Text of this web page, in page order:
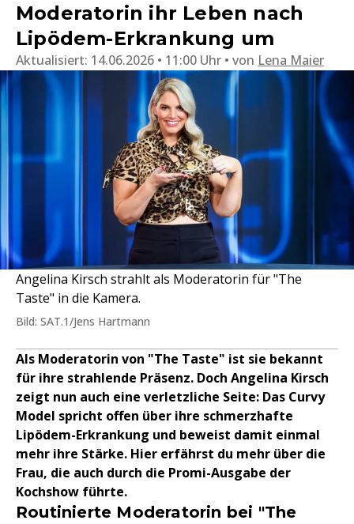
Moderatorin ihr Leben nach
Lipödem-Erkrankung um
Aktualisiert: 14.06.2026 • 11:00 Uhr von Lena Maier
Angelina Kirsch strahlt als Moderatorin für "The
Taste" in die Kamera.
Bild: SAT.1/Jens Hartmann
Als Moderatorin von "The Taste" ist sie bekannt
für ihre strahlende Präsenz. Doch Angelina Kirsch
zeigt nun auch eine verletzliche Seite: Das Curvy
Model spricht offen über ihre schmerzhafte
Lipödem-Erkrankung und beweist damit einmal
mehr ihre Stärke. Hier erfährst du mehr über die
Frau, die auch durch die Promi-Ausgabe der
Kochshow führte.
Routinierte Moderatorin bei "The